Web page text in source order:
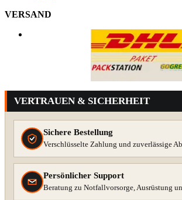
VERSAND
VERTRAUEN & SICHERHEIT
Sichere Bestellung
Verschlüsselte Zahlung und zuverlässige
Persönlicher Support
Beratung zu Notfallvorsorge, Ausrüstung